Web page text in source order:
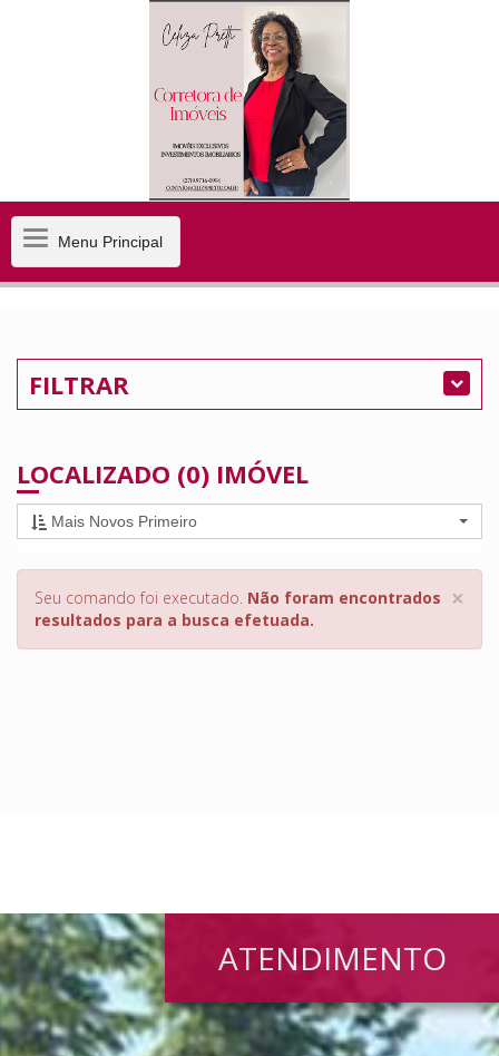
MenuMenu Principal
FILTRAR
LOCALIZADO (0) IMÓVEL
Mais Novos Primeiro
×
Seu comando foi executado. Não foram encontrados
resultados para a busca efetuada.
ATENDIMENTO